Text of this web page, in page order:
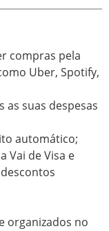
compras pela
Uber, Spotify,
as suas despesas
automático;
Vai de Visa e
organizados no